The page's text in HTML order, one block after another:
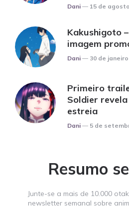
Posted
Dani 15 de
Kakushigoto
imagem
Posted
Dani 30 de
Primeiro
Soldier
estreia
Posted
Dani 5 de
Resumo
Junte-se a mais de 10.000
newsletter semanal sobre